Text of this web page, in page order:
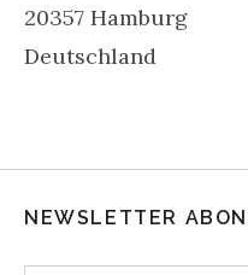
20357 Hamburg
Deutschland
NEWSLETTER